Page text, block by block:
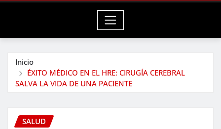
Inicio
ÉXITO MÉDICO EN EL HRE: CIRUGÍA CEREBRAL
SALVA LA VIDA DE UNA PACIENTE
SALUD